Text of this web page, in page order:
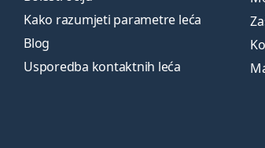
Kako razumjeti parametre leća
Blog
Usporedba kontaktnih leća